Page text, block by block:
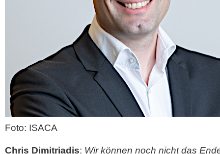
Foto: ISACA
Chris Dimitriadis: Wir können noch nicht das